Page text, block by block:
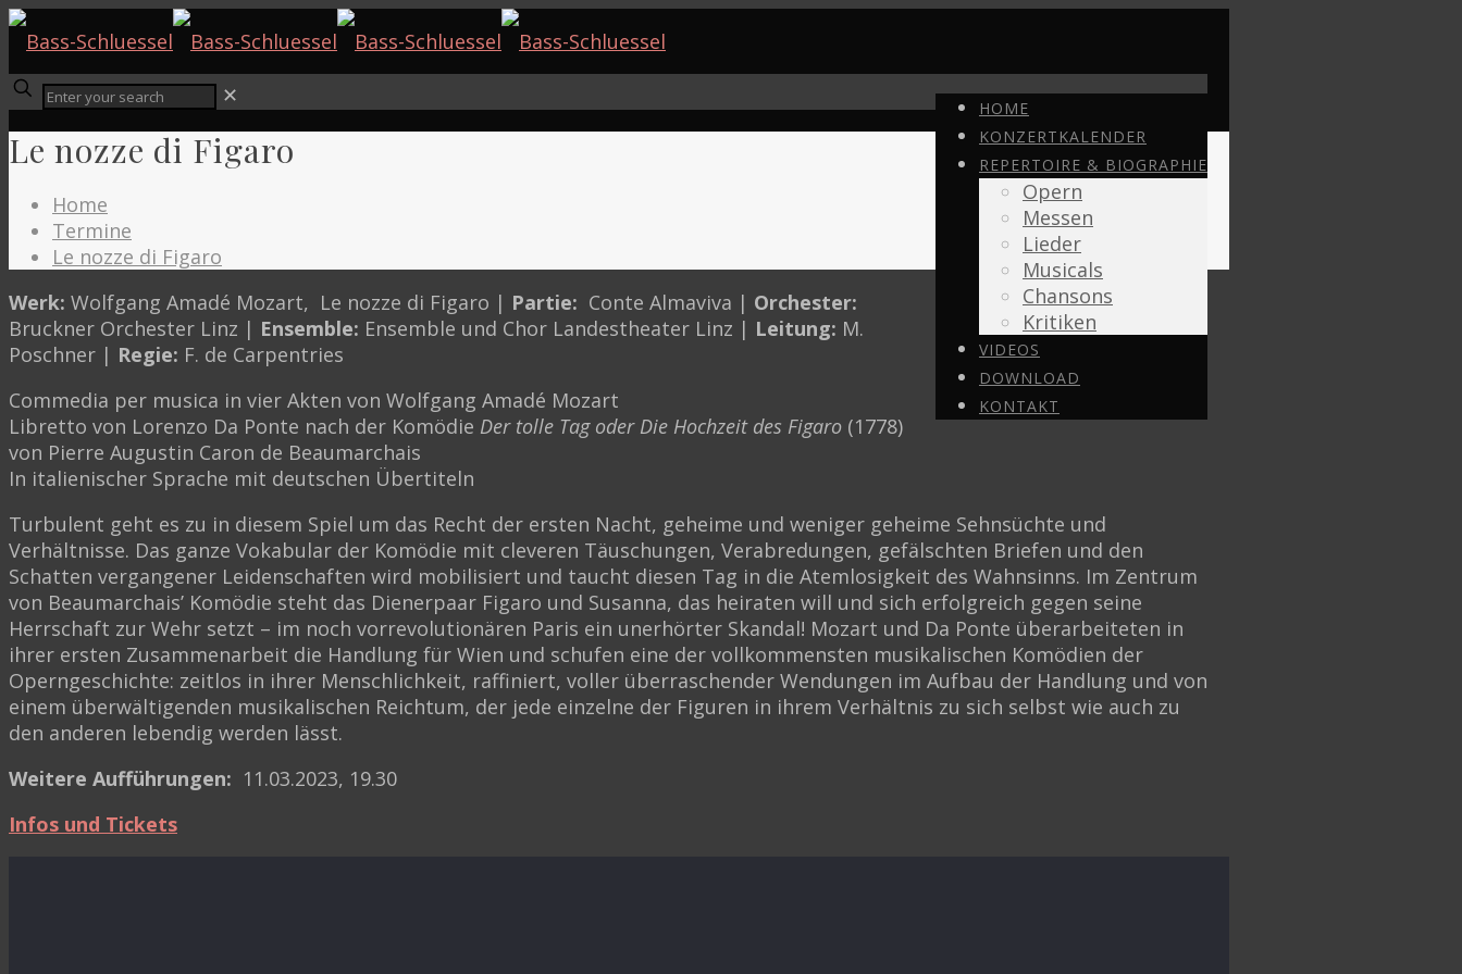
HOME
KONZERTKALENDER
REPERTOIRE & BIOGRAPHIE
Opern
Messen
Lieder
Musicals
Chansons
Kritiken
VIDEOS
DOWNLOAD
KONTAKT
✕
Le nozze di Figaro
Home
Termine
Le nozze di Figaro
Werk: Wolfgang Amadé Mozart, Le nozze di Figaro | Partie: Conte Almaviva | Orchester:
Bruckner Orchester Linz | Ensemble: Ensemble und Chor Landestheater Linz | Leitung: M.
Poschner | Regie: F. de Carpentries
Commedia per musica in vier Akten von Wolfgang Amadé Mozart
Libretto von Lorenzo Da Ponte nach der Komödie Der tolle Tag oder Die Hochzeit des Figaro (1778)
von Pierre Augustin Caron de Beaumarchais
In italienischer Sprache mit deutschen Übertiteln
Turbulent geht es zu in diesem Spiel um das Recht der ersten Nacht, geheime und weniger geheime Sehnsüchte und
Verhältnisse. Das ganze Vokabular der Komödie mit cleveren Täuschungen, Verabredungen, gefälschten Briefen und den
Schatten vergangener Leidenschaften wird mobilisiert und taucht diesen Tag in die Atemlosigkeit des Wahnsinns. Im Zentrum
von Beaumarchais’ Komödie steht das Dienerpaar Figaro und Susanna, das heiraten will und sich erfolgreich gegen seine
Herrschaft zur Wehr setzt – im noch vorrevolutionären Paris ein unerhörter Skandal! Mozart und Da Ponte überarbeiteten in
ihrer ersten Zusammenarbeit die Handlung für Wien und schufen eine der vollkommensten musikalischen Komödien der
Operngeschichte: zeitlos in ihrer Menschlichkeit, raffiniert, voller überraschender Wendungen im Aufbau der Handlung und von
einem überwältigenden musikalischen Reichtum, der jede einzelne der Figuren in ihrem Verhältnis zu sich selbst wie auch zu
den anderen lebendig werden lässt.
Weitere Aufführungen: 11.03.2023, 19.30
Infos und Tickets